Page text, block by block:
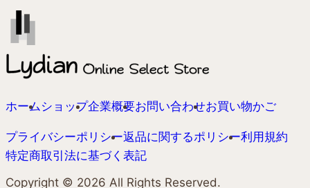
ホームショップ企業概要お問い合わせお買い物かご
プライバシーポリシー返品に関するポリシー利用規約
特定商取引法に基づく表記
Copyright ©︎ 2026 All Rights Reserved.